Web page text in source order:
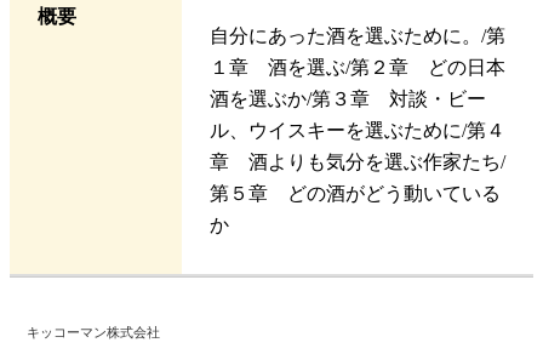
概要
自分にあった酒を選ぶために。/第
１章 酒を選ぶ/第２章 どの日本
酒を選ぶか/第３章 対談・ビー
ル、ウイスキーを選ぶために/第４
章 酒よりも気分を選ぶ作家たち/
第５章 どの酒がどう動いている
か
キッコーマン株式会社